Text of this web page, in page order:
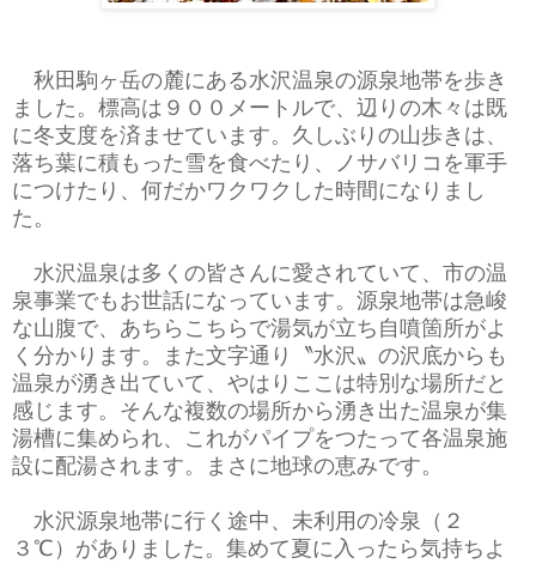
秋田駒ヶ岳の麓にある水沢温泉の源泉地帯を歩き
ました。標高は９００メートルで、辺りの木々は既
に冬支度を済ませています。久しぶりの山歩きは、
落ち葉に積もった雪を食べたり、ノサバリコを軍手
につけたり、何だかワクワクした時間になりまし
た。
水沢温泉は多くの皆さんに愛されていて、市の温
泉事業でもお世話になっています。源泉地帯は急峻
な山腹で、あちらこちらで湯気が立ち自噴箇所がよ
く分かります。また文字通り〝水沢〟の沢底からも
温泉が湧き出ていて、やはりここは特別な場所だと
感じます。そんな複数の場所から湧き出た温泉が集
湯槽に集められ、これがパイプをつたって各温泉施
設に配湯されます。まさに地球の恵みです。
水沢源泉地帯に行く途中、未利用の冷泉（２
３℃）がありました。集めて夏に入ったら気持ちよ